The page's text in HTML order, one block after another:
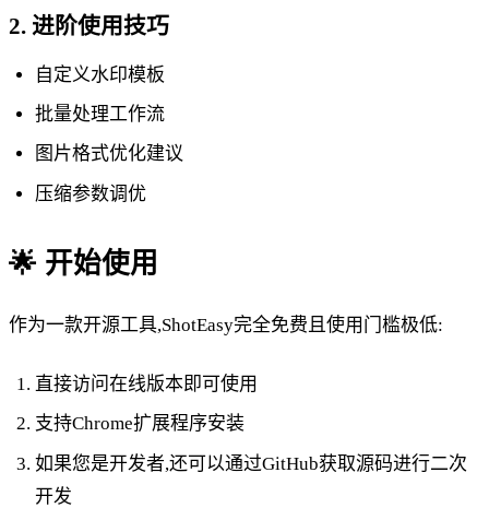
2. 进阶使用技巧
自定义水印模板
批量处理工作流
图片格式优化建议
压缩参数调优
🌟 开始使用
作为一款开源工具,ShotEasy完全免费且使用门槛极低:
直接访问在线版本即可使用
支持Chrome扩展程序安装
如果您是开发者,还可以通过GitHub获取源码进行二次
开发